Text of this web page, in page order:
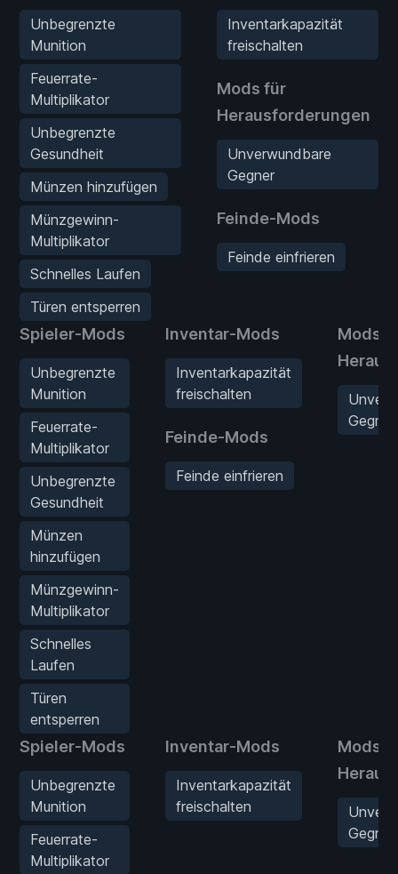
Unbegrenzte
Munition
Feuerrate-
Multiplikator
Unbegrenzte
Gesundheit
Münzen hinzufügen
Münzgewinn-
Multiplikator
Schnelles Laufen
Türen entsperren
Inventarkapazität
freischalten
Mods für
Herausforderungen
Unverwundbare
Gegner
Feinde-Mods
Feinde einfrieren
Spieler-Mods
Unbegrenzte
Munition
Feuerrate-
Multiplikator
Unbegrenzte
Gesundheit
Münzen
hinzufügen
Münzgewinn-
Multiplikator
Schnelles
Laufen
Türen
entsperren
Inventar-Mods
Inventarkapazität
freischalten
Feinde-Mods
Feinde einfrieren
Mods
Gegner
Spieler-Mods
Unbegrenzte
Munition
Feuerrate-
Multiplikator
Inventar-Mods
Inventarkapazität
freischalten
Mods
Gegner